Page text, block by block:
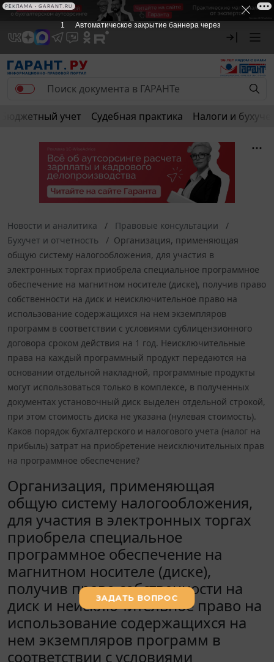
Бюджетный учет Судебная практика Налоги и
Новости и аналитика
Правовые консультации
Бухучет и отчетность
Организация, применяющая
общую систему налогообложения, для участия в
электронных торгах приобрела специальное программное
обеспечение на магнитном носителе (диске), получив право
собственности на диск и неисключительное право на
использование содержащихся на нем экземпляров
программ в соответствии с условиями сублицензионного
договора сроком действия на 1 год. Неисключительные
права на каждый программный продукт передаются на
основании отдельной накладной, программные продукты
могут использоваться только в комплексе, в полученных
документах установочный диск выделен отдельной строкой,
при этом стоимость диска не указана (нулевая стоимость).
Каков порядок бухгалтерского и налогового учета (налог на
прибыль) затрат на приобретение неисключительных прав
на программное обеспечение?
Организация, применяющая
общую систему налогообложения,
для участия в электронных торгах
приобрела специальное
программное обеспечение на
магнитном носителе (диске),
получив право собственности на
диск и неисключительное право на
использование содержащихся на
нем экземпляров программ в
соответствии с условиями
1 Автоматическое закрытие баннера через
РЕКЛАМА • GARANT.RU